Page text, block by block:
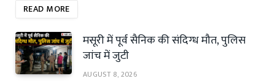
READ MORE
मसूरी में पूर्व सैनिक की संदिग्ध मौत, पुलिस
जांच में जुटी
AUGUST 8, 2026